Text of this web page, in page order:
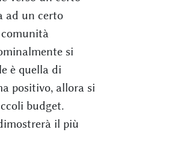
ad un certo
si
è quella di
positivo, allora si
budget.
il più